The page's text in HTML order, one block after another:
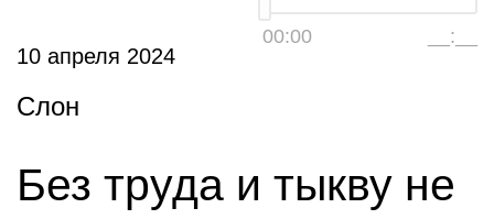
00:00 __:__
10 апреля 2024
Слон
Без труда и тыкву не